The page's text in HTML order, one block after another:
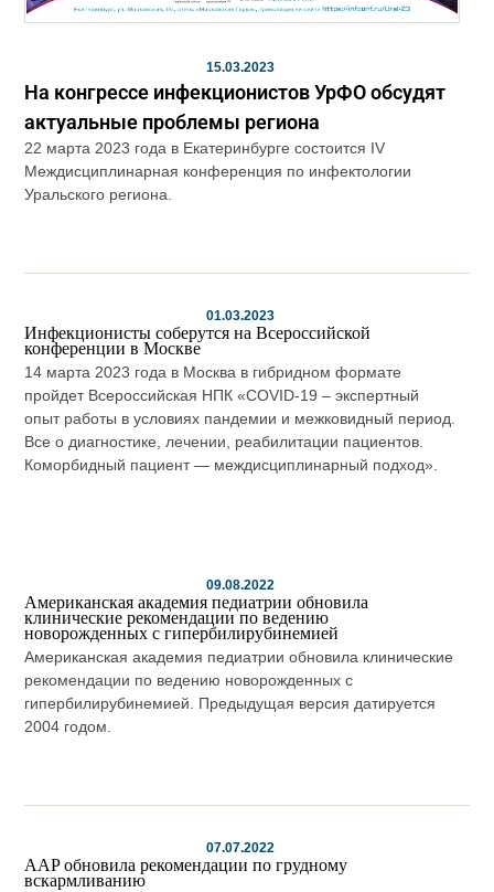
15.03.2023
На конгрессе инфекционистов УрФО обсудят
актуальные проблемы региона
22 марта 2023 года в Екатеринбурге состоится IV
Междисциплинарная конференция по инфектологии
Уральского региона.
01.03.2023
Инфекционисты соберутся на Всероссийской
конференции в Москве
14 марта 2023 года в Москва в гибридном формате
пройдет Всероссийская НПК «COVID-19 – экспертный
опыт работы в условиях пандемии и межковидный период.
Все о диагностике, лечении, реабилитации пациентов.
Коморбидный пациент — междисциплинарный подход».
09.08.2022
Американская академия педиатрии обновила
клинические рекомендации по ведению
новорожденных с гипербилирубинемией
Американская академия педиатрии обновила клинические
рекомендации по ведению новорожденных с
гипербилирубинемией. Предыдущая версия датируется
2004 годом.
07.07.2022
AAP обновила рекомендации по грудному
вскармливанию